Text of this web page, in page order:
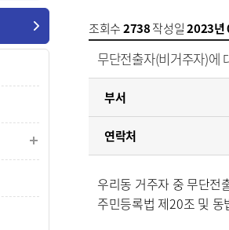
조회수2738작성일2023년
무단전출자(비거주자)에
부서
연락처
우리동 거주자 중 무단전
주민등록법 제20조 및 동